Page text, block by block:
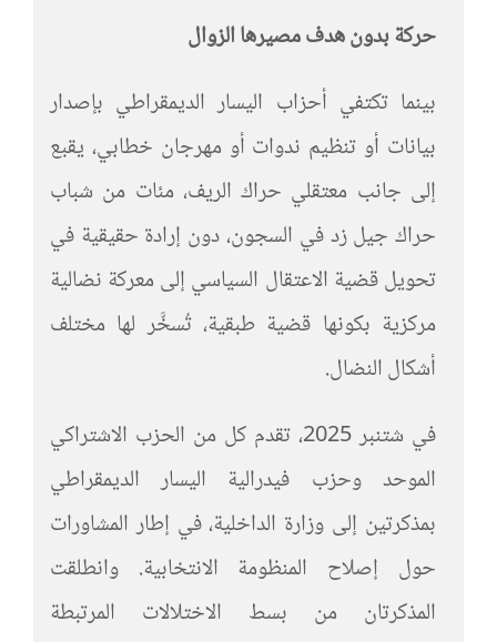
حركة بدون هدف مصيرها الزوال
بينما تكتفي أحزاب اليسار الديمقراطي بإصدار
بيانات أو تنظيم ندوات أو مهرجان خطابي، يقبع
إلى جانب معتقلي حراك الريف، مئات من شباب
حراك جيل زد في السجون، دون إرادة حقيقية في
تحويل قضية الاعتقال السياسي إلى معركة نضالية
مركزية بكونها قضية طبقية، تُسخَّر لها مختلف
أشكال النضال.
في شتنبر 2025، تقدم كل من الحزب الاشتراكي
الموحد وحزب فيدرالية اليسار الديمقراطي
بمذكرتين إلى وزارة الداخلية، في إطار المشاورات
حول إصلاح المنظومة الانتخابية. وانطلقت
المذكرتان من بسط الاختلالات المرتبطة